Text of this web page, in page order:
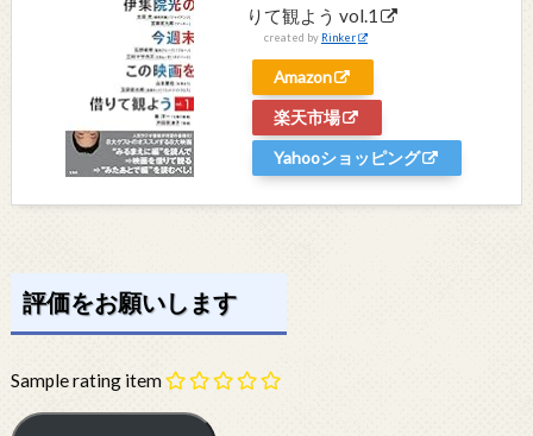
りて観よう vol.1
created by Rinker
Amazon
楽天市場
Yahooショッピング
評価をお願いします
Sample rating item